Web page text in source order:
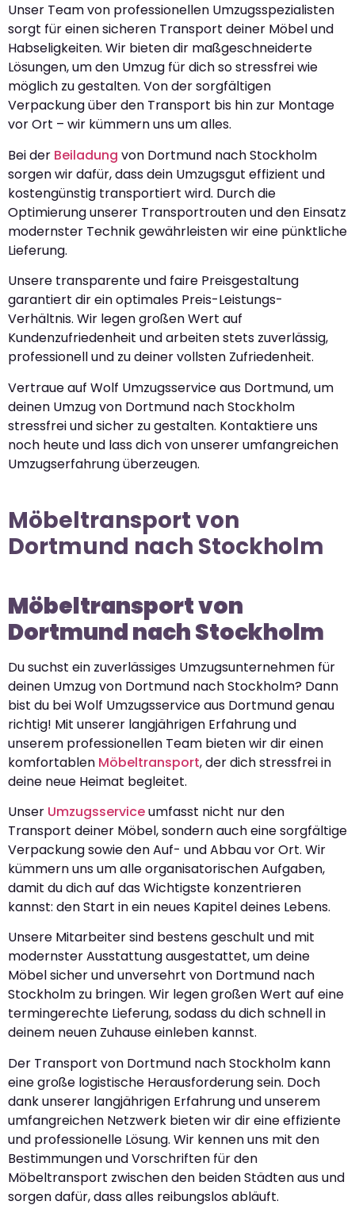
Unser Team von professionellen Umzugsspezialisten
sorgt für einen sicheren Transport deiner Möbel und
Habseligkeiten. Wir bieten dir maßgeschneiderte
Lösungen, um den Umzug für dich so stressfrei wie
möglich zu gestalten. Von der sorgfältigen
Verpackung über den Transport bis hin zur Montage
vor Ort – wir kümmern uns um alles.
Bei der Beiladung von Dortmund nach Stockholm
sorgen wir dafür, dass dein Umzugsgut effizient und
kostengünstig transportiert wird. Durch die
Optimierung unserer Transportrouten und den Einsatz
modernster Technik gewährleisten wir eine pünktliche
Lieferung.
Unsere transparente und faire Preisgestaltung
garantiert dir ein optimales Preis-Leistungs-
Verhältnis. Wir legen großen Wert auf
Kundenzufriedenheit und arbeiten stets zuverlässig,
professionell und zu deiner vollsten Zufriedenheit.
Vertraue auf Wolf Umzugsservice aus Dortmund, um
deinen Umzug von Dortmund nach Stockholm
stressfrei und sicher zu gestalten. Kontaktiere uns
noch heute und lass dich von unserer umfangreichen
Umzugserfahrung überzeugen.
Möbeltransport von
Dortmund nach Stockholm
Möbeltransport von
Dortmund nach Stockholm
Du suchst ein zuverlässiges Umzugsunternehmen für
deinen Umzug von Dortmund nach Stockholm? Dann
bist du bei Wolf Umzugsservice aus Dortmund genau
richtig! Mit unserer langjährigen Erfahrung und
unserem professionellen Team bieten wir dir einen
komfortablen Möbeltransport, der dich stressfrei in
deine neue Heimat begleitet.
Unser Umzugsserviceumfasst nicht nur den
Transport deiner Möbel, sondern auch eine sorgfältige
Verpackung sowie den Auf- und Abbau vor Ort. Wir
kümmern uns um alle organisatorischen Aufgaben,
damit du dich auf das Wichtigste konzentrieren
kannst: den Start in ein neues Kapitel deines Lebens.
Unsere Mitarbeiter sind bestens geschult und mit
modernster Ausstattung ausgestattet, um deine
Möbel sicher und unversehrt von Dortmund nach
Stockholm zu bringen. Wir legen großen Wert auf eine
termingerechte Lieferung, sodass du dich schnell in
deinem neuen Zuhause einleben kannst.
Der Transport von Dortmund nach Stockholm kann
eine große logistische Herausforderung sein. Doch
dank unserer langjährigen Erfahrung und unserem
umfangreichen Netzwerk bieten wir dir eine effiziente
und professionelle Lösung. Wir kennen uns mit den
Bestimmungen und Vorschriften für den
Möbeltransport zwischen den beiden Städten aus und
sorgen dafür, dass alles reibungslos abläuft.